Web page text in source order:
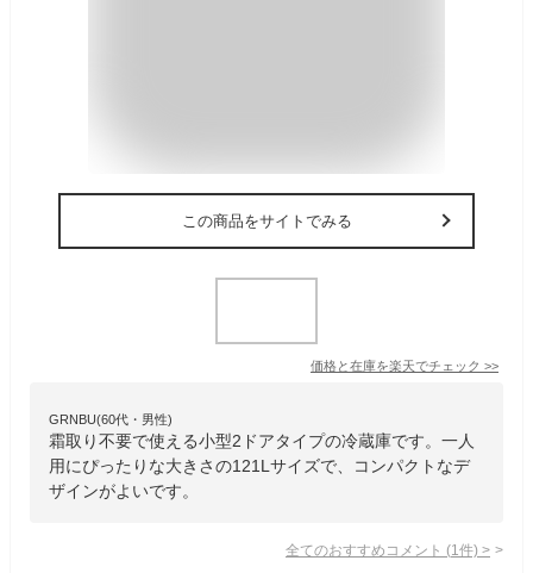
この商品をサイトでみる
価格と在庫を楽天でチェック >>
GRNBU(60代・男性)
霜取り不要で使える小型2ドアタイプの冷蔵庫です。一人
用にぴったりな大きさの121Lサイズで、コンパクトなデ
ザインがよいです。
全てのおすすめコメント (1 件) >